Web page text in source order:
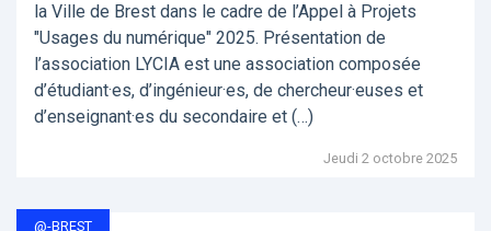
la Ville de Brest dans le cadre de l’Appel à Projets
"Usages du numérique" 2025. Présentation de
l’association LYCIA est une association composée
d’étudiant·es, d’ingénieur·es, de chercheur·euses et
d’enseignant·es du secondaire et (…)
Jeudi 2 octobre 2025
@-BREST